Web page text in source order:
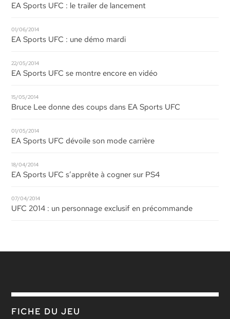
EA Sports UFC : le trailer de lancement
01/06/2014
EA Sports UFC : une démo mardi
22/05/2014
EA Sports UFC se montre encore en vidéo
15/05/2014
Bruce Lee donne des coups dans EA Sports UFC
01/05/2014
EA Sports UFC dévoile son mode carrière
18/04/2014
EA Sports UFC s’apprête à cogner sur PS4
07/04/2014
UFC 2014 : un personnage exclusif en précommande
FICHE DU JEU